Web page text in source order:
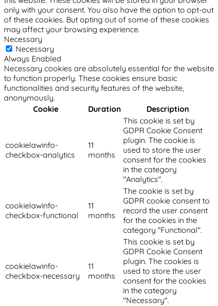
only with your consent. You also have the option to opt-out
of these cookies. But opting out of some of these cookies
may affect your browsing experience.
Necessary
Necessary
Always Enabled
Necessary cookies are absolutely essential for the website
to function properly. These cookies ensure basic
functionalities and security features of the website,
anonymously.
Cookie
Duration Description
cookielawinfo-
checkbox-analytics
11
months
This cookie is set by
GDPR Cookie Consent
plugin. The cookie is
used to store the user
consent for the cookies
in the category
"Analytics".
cookielawinfo-
checkbox-functional
11
months
The cookie is set by
GDPR cookie consent to
record the user consent
for the cookies in the
category "Functional".
cookielawinfo-
checkbox-necessary
11
months
This cookie is set by
GDPR Cookie Consent
plugin. The cookies is
used to store the user
consent for the cookies
in the category
"Necessary".